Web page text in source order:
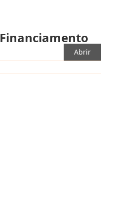
Financiamento
Abrir